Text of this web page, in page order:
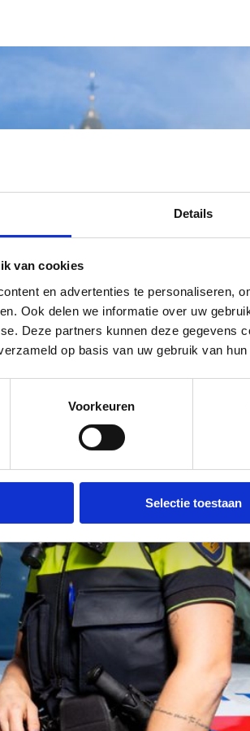
Details
van cookies
en advertenties te personaliseren,
Ook delen we informatie over uw
Deze partners kunnen deze gegevens
op basis van uw gebruik van
Voorkeuren
Selectie toestaan